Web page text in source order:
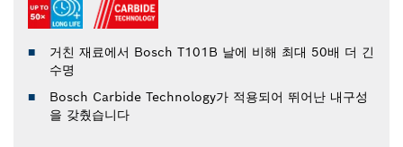
거친 재료에서 Bosch T101B 날에 비해 최대 50배 더 긴
수명
Bosch Carbide Technology가 적용되어 뛰어난 내구성
을 갖췄습니다